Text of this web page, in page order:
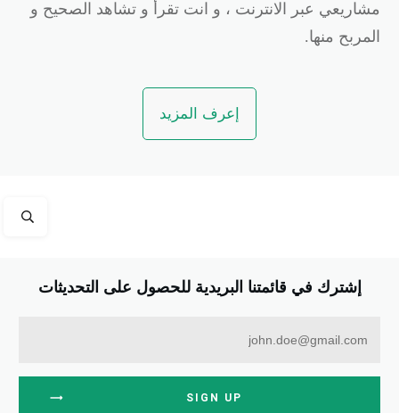
عبر الانترنت ، و انت تقرأ و تشاهد الصحيح و
منها.
إعرف المزيد
إشترك في قائمتنا البريدية للحصول على التحديثات
SIGN UP